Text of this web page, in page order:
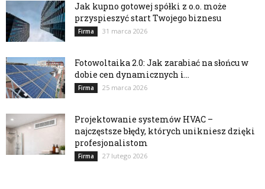
Jak kupno gotowej spółki z o.o. może
przyspieszyć start Twojego biznesu
Firma 31 marca 2026
Fotowoltaika 2.0: Jak zarabiać na słońcu w
dobie cen dynamicznych i...
Firma 25 marca 2026
Projektowanie systemów HVAC –
najczęstsze błędy, których unikniesz dzięki
profesjonalistom
Firma 27 lutego 2026